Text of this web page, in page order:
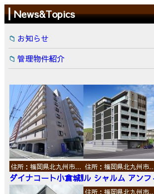
News&Topics
お知らせ
管理物件紹介
住所：福岡県北九州市…
ダイナコート小倉城野
住所：福岡県北九州市
ル シャルム アンフ
住所：福岡県北九州市